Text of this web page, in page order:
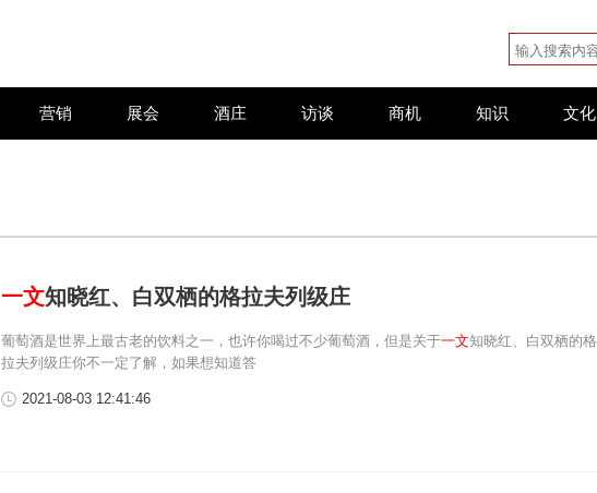
营销 展会 酒庄 访谈 商机 知识 文化
一文知晓红、白双栖的格拉夫列级庄
葡萄酒是世界上最古老的饮料之一，也许你喝过不少葡萄酒，但是关于一文知晓红、白双栖的格
拉夫列级庄你不一定了解，如果想知道答
2021-08-03 12:41:46